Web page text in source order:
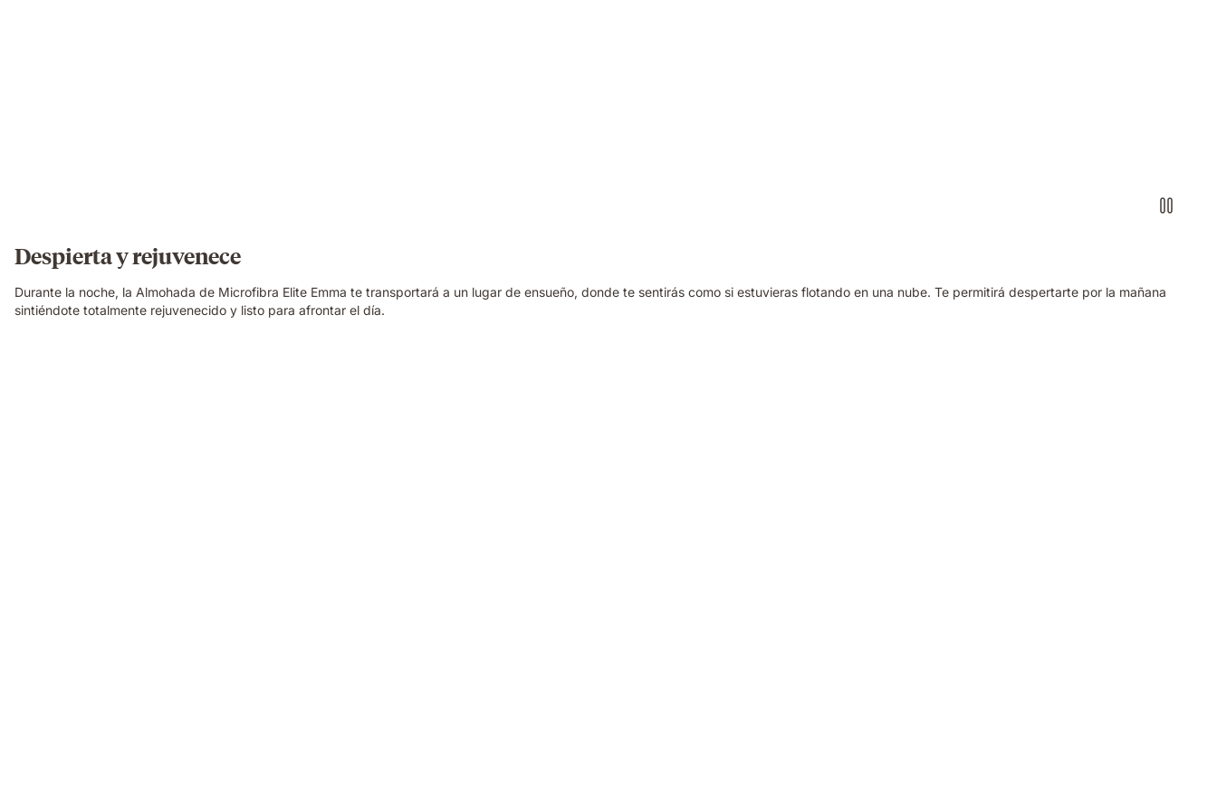
Despierta y rejuvenece
Durante la noche, la Almohada de Microfibra Elite Emma te transportará a un lugar de ensueño, donde te sentirás como si estuvieras flotando en una nube. Te permitirá despertarte por la mañana
sintiéndote totalmente rejuvenecido y listo para afrontar el día.